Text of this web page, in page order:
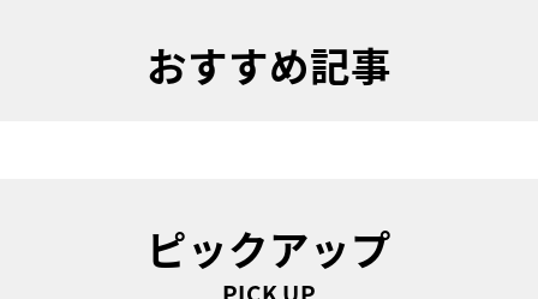
おすすめ記事
ピックアップ